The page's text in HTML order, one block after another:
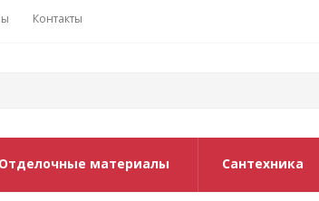
Контакты
Отделочные материалы Сантехника